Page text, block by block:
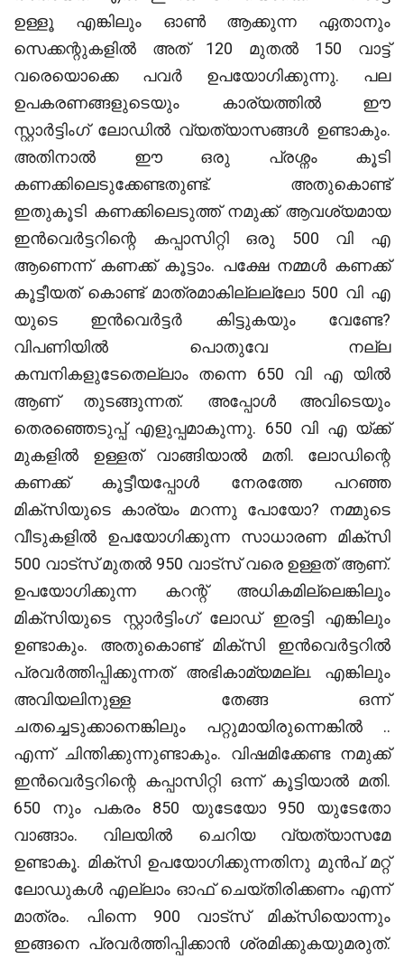
ഉള്ളൂ എങ്കിലും ഓൺ ആക്കുന്ന ഏതാനും
സെക്കന്റുകളിൽ അത് 120 മുതൽ 150 വാട്ട്
വരെയൊക്കെ പവർ ഉപയോഗിക്കുന്നു. പല
ഉപകരണങ്ങളുടെയും കാര്യത്തിൽ ഈ
സ്റ്റാർട്ടിംഗ് ലോഡിൽ വ്യത്യാസങ്ങൾ ഉണ്ടാകും.
അതിനാൽ ഈ ഒരു പ്രശ്നം കൂടി
കണക്കിലെടുക്കേണ്ടതുണ്ട്. അതുകൊണ്ട്
ഇതുകൂടി കണക്കിലെടുത്ത് നമുക്ക് ആവശ്യമായ
ഇൻവെർട്ടറിന്റെ കപ്പാസിറ്റി ഒരു 500 വി എ
ആണെന്ന് കണക്ക് കൂട്ടാം. പക്ഷേ നമ്മൾ കണക്ക്
കൂട്ടീയത് കൊണ്ട് മാത്രമാകില്ലല്ലോ 500 വി എ
യുടെ ഇൻവെർട്ടർ കിട്ടുകയും വേണ്ടേ?
വിപണിയിൽ പൊതുവേ നല്ല
കമ്പനികളുടേതെല്ലാം തന്നെ 650 വി എ യിൽ
ആണ് തുടങ്ങുന്നത്. അപ്പോൾ അവിടെയും
തെരഞ്ഞെടുപ്പ് എളുപ്പമാകുന്നു. 650 വി എ യ്ക്ക്
മുകളിൽ ഉള്ളത് വാങ്ങിയാൽ മതി. ലോഡിന്റെ
കണക്ക് കൂട്ടീയപ്പോൾ നേരത്തേ പറഞ്ഞ
മിക്സിയുടെ കാര്യം മറന്നു പോയോ? നമ്മുടെ
വീടുകളിൽ ഉപയോഗിക്കുന്ന സാധാരണ മിക്സി
500 വാട്സ് മുതൽ 950 വാട്സ് വരെ ഉള്ളത് ആണ്.
ഉപയോഗിക്കുന്ന കറന്റ് അധികമില്ലെങ്കിലും
മിക്സിയുടെ സ്റ്റാർട്ടിംഗ് ലോഡ് ഇരട്ടി എങ്കിലും
ഉണ്ടാകും. അതുകൊണ്ട് മിക്സി ഇൻവെർട്ടറിൽ
പ്രവർത്തിപ്പിക്കുന്നത് അഭികാമ്യമല്ല. എങ്കിലും
അവിയലിനുള്ള തേങ്ങ ഒന്ന്
ചതച്ചെടുക്കാനെങ്കിലും പറ്റുമായിരുന്നെങ്കിൽ ..
എന്ന് ചിന്തിക്കുന്നുണ്ടാകും. വിഷമിക്കേണ്ട നമുക്ക്
ഇൻവെർട്ടറിന്റെ കപ്പാസിറ്റി ഒന്ന് കൂട്ടിയാൽ മതി.
650 നും പകരം 850 യുടേയോ 950 യുടേതോ
വാങ്ങാം. വിലയിൽ ചെറിയ വ്യത്യാസമേ
ഉണ്ടാകൂ. മിക്സി ഉപയോഗിക്കുന്നതിനു മുൻപ് മറ്റ്
ലോഡുകൾ എല്ലാം ഓഫ് ചെയ്തിരിക്കണം എന്ന്
മാത്രം. പിന്നെ 900 വാട്സ് മിക്സിയൊന്നും
ഇങ്ങനെ പ്രവർത്തിപ്പിക്കാൻ ശ്രമിക്കുകയുമരുത്.